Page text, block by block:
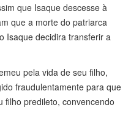
que Isaque descesse à
que a morte do patriarca
Isaque decidira transferir a
pela vida de seu filho,
fraudulentamente para que
filho predileto, convencendo